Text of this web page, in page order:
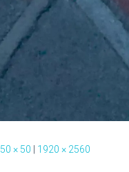
50 × 50 1920 × 2560